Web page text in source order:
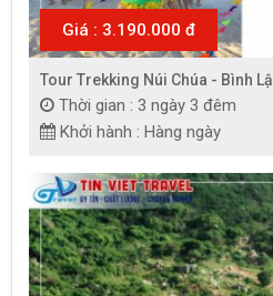
Giá : 3.190.000 đ
Tour Trekking Núi Chúa - Bình
Thời gian : 3 ngày 3 đêm
Khởi hành : Hàng ngày